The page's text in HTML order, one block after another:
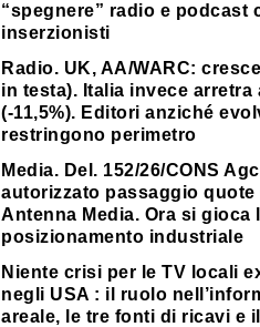
“spegnere” radio e podcast
inserzionisti
Radio. UK, AA/WARC:
in testa). Italia invece arretra
(-11,5%). Editori anziché
restringono perimetro
Media. Del. 152/26/CONS
autorizzato passaggio quote
Antenna Media. Ora si gioca
posizionamento industriale
Niente crisi per le TV locali
negli USA : il ruolo
areale, le tre fonti di ricavi e